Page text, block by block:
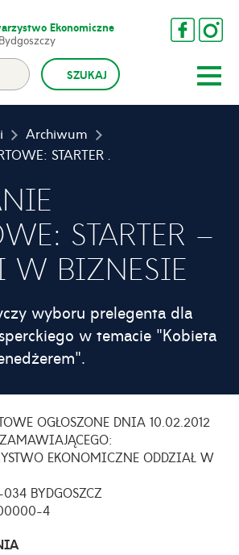
Ekonomiczne
Archiwum
ZAPYTANIE OFERTOWE: STARTER – MŁODZI W BIZNESIE
STARTER –
W BIZNESIE
wyboru prelegenta dla
w temacie "Kobieta
OGŁOSZONE DNIA 10.02.2012
EKONOMICZNE ODDZIAŁ W
BYDGOSZCZ
4